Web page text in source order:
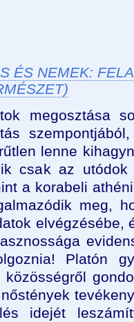
ÉS NEMEK:
megosztása
lenne
csak az utódok
a korabeli
meg,
elvégzésébe,
Platón
idejét